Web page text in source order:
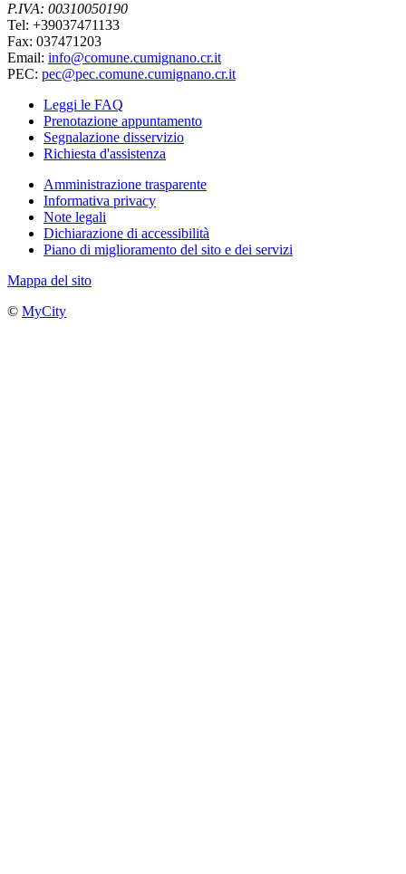
P.IVA: 00310050190
Tel: +39037471133
Fax: 037471203
Email: info@comune.cumignano.cr.it
PEC: pec@pec.comune.cumignano.cr.it
Leggi le FAQ
Prenotazione appuntamento
Segnalazione disservizio
Richiesta d'assistenza
Amministrazione trasparente
Informativa privacy
Note legali
Dichiarazione di accessibilità
Piano di miglioramento del sito e dei servizi
Mappa del sito
© MyCity